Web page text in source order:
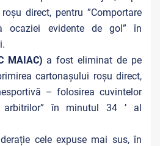
direct, pentru ”Comportare
ocaziei evidente de gol” în
MAIAC) a fost eliminat de pe
cartonașului roșu direct,
– folosirea cuvintelor
arbitrilor” în minutul 34 ’ al
cele expuse mai sus, în